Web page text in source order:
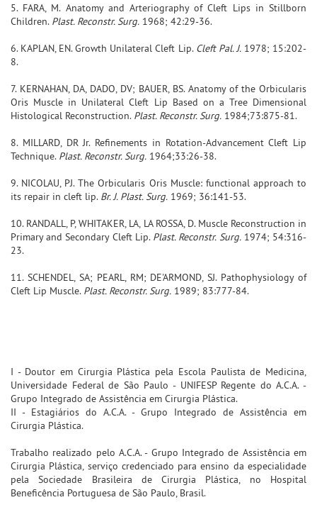
5. FARA, M. Anatomy and Arteriography of Cleft Lips in Stillborn
Children. Plast. Reconstr. Surg. 1968; 42:29-36.
6. KAPLAN, EN. Growth Unilateral Cleft Lip. Cleft Pal. J.1978; 15:202-
8.
7. KERNAHAN, DA, DADO, DV; BAUER, BS. Anatomy of the Orbicularis
Oris Muscle in Unilateral Cleft Lip Based on a Tree Dimensional
Histological Reconstruction. Plast. Reconstr. Surg. 1984;73:875-81.
8. MILLARD, DR Jr. Refinements in Rotation-Advancement Cleft Lip
Technique. Plast. Reconstr. Surg. 1964;33:26-38.
9. NICOLAU, PJ. The Orbicularis Oris Muscle: functional approach to
its repair in cleft lip. Br. J. Plast. Surg. 1969; 36:141-53.
10. RANDALL, P, WHITAKER, LA, LA ROSSA, D. Muscle Reconstruction in
Primary and Secondary Cleft Lip. Plast. Reconstr. Surg.1974; 54:316-
23.
11. SCHENDEL, SA; PEARL, RM; DE'ARMOND, SJ. Pathophysiology of
Cleft Lip Muscle. Plast. Reconstr. Surg. 1989; 83:777-84.
I - Doutor em Cirurgia Plástica pela Escola Paulista de Medicina,
Universidade Federal de São Paulo - UNIFESP Regente do A.C.A. -
Grupo Integrado de Assistência em Cirurgia Plástica.
II - Estagiários do A.C.A. - Grupo Integrado de Assistência em
Cirurgia Plástica.
Trabalho realizado pelo A.C.A. - Grupo Integrado de Assistência em
Cirurgia Plástica, serviço credenciado para ensino da especialidade
pela Sociedade Brasileira de Cirurgia Plástica, no Hospital
Beneficência Portuguesa de São Paulo, Brasil.